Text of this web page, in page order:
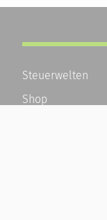
Steuerwelten
Shop